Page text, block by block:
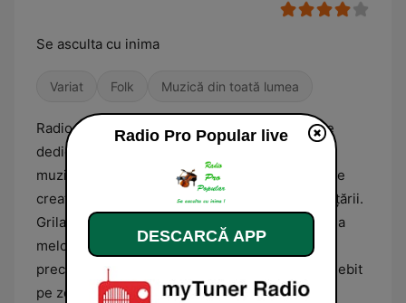
Se asculta cu inima
Variat Folk Muzică din toată lumea
Radio Pro Popular este o stație de radio online
dedicată promovării folclorului românesc și a
muzicii de petrecere, oferind o selecție vastă de
creații muzicale din toate regiunile istorice ale țării.
Grila de programe se concentrează pe difuzarea
melodiilor tradiționale, incluzând genuri variate
precum doina, hora și sârba, cu un accent deosebit
pe zonele Banatului, Ardealului și Moldovei.
Radio Pro Popular live
DESCARCĂ APP